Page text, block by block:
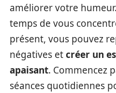
améliorer votre
temps de vous
présent, vous pouvez
négatives etcréer un
apaisant. Commencez
séances quotidiennes